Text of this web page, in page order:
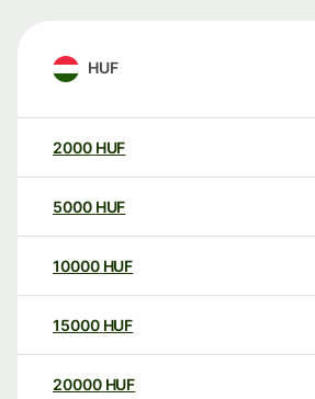
HUF
2000 HUF
5000 HUF
10000 HUF
15000 HUF
20000 HUF